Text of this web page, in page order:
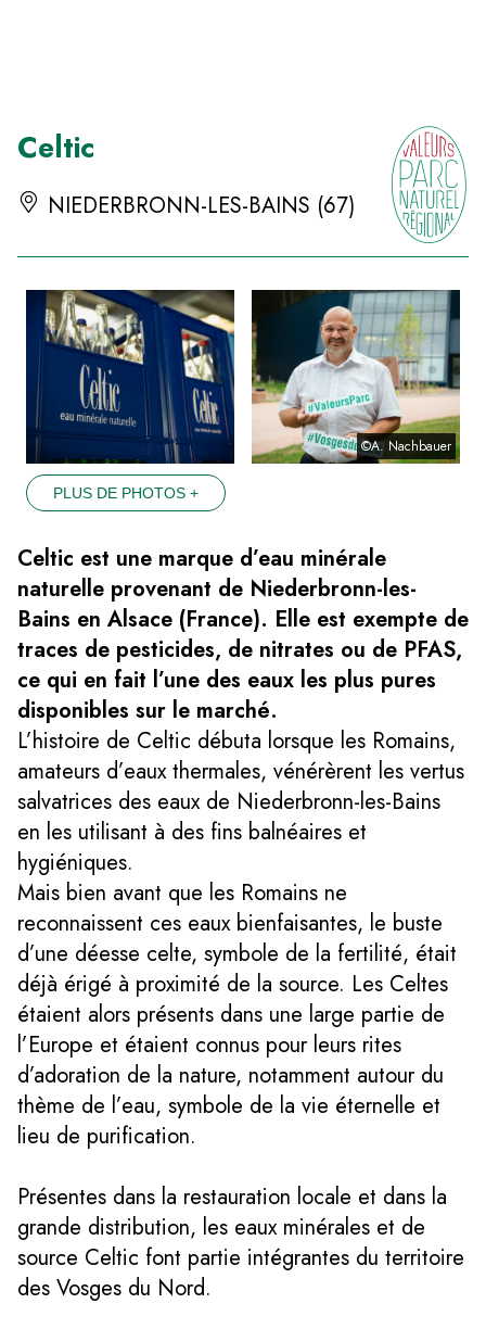
Celtic
NIEDERBRONN-LES-BAINS (67)
©A. Nachbauer
PLUS DE PHOTOS +
Celtic est une marque d’eau minérale
naturelle provenant de Niederbronn-les-
Bains en Alsace (France). Elle est exempte de
traces de pesticides, de nitrates ou de PFAS,
ce qui en fait l’une des eaux les plus pures
disponibles sur le marché.
L’histoire de Celtic débuta lorsque les Romains,
amateurs d’eaux thermales, vénérèrent les vertus
salvatrices des eaux de Niederbronn-les-Bains
en les utilisant à des fins balnéaires et
hygiéniques.
Mais bien avant que les Romains ne
reconnaissent ces eaux bienfaisantes, le buste
d’une déesse celte, symbole de la fertilité, était
déjà érigé à proximité de la source. Les Celtes
étaient alors présents dans une large partie de
l’Europe et étaient connus pour leurs rites
d’adoration de la nature, notamment autour du
thème de l’eau, symbole de la vie éternelle et
lieu de purification.
Présentes dans la restauration locale et dans la
grande distribution, les eaux minérales et de
source Celtic font partie intégrantes du territoire
des Vosges du Nord.